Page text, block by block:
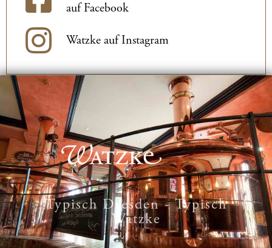
auf Facebook
Watzke auf Instagram
Typisch Dresden - Typisch
Watzke